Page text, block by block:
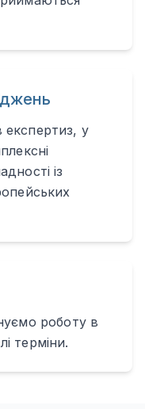
у
із
роботу в
терміни.